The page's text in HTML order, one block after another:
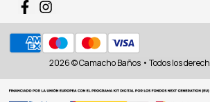
2026 © Camacho Baños • Todos los